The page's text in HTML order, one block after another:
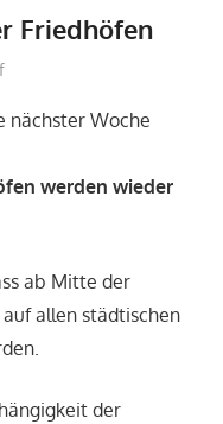
Friedhöfen
nächster Woche
werden wieder
ab Mitte der
allen städtischen
der